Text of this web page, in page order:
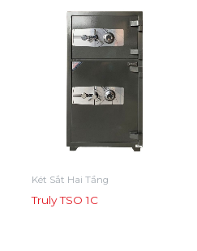
Két Sắt Hai Tầng
Truly TSO 1C